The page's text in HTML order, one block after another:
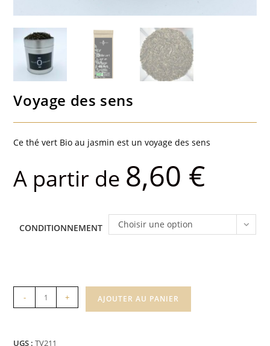
Voyage des sens
Ce thé vert Bio au jasmin est un voyage des sens
A partir de 8,60 €
CONDITIONNEMENT Choisir une option
quantité
de
des
- + AJOUTER AU PANIER
UGS :TV211